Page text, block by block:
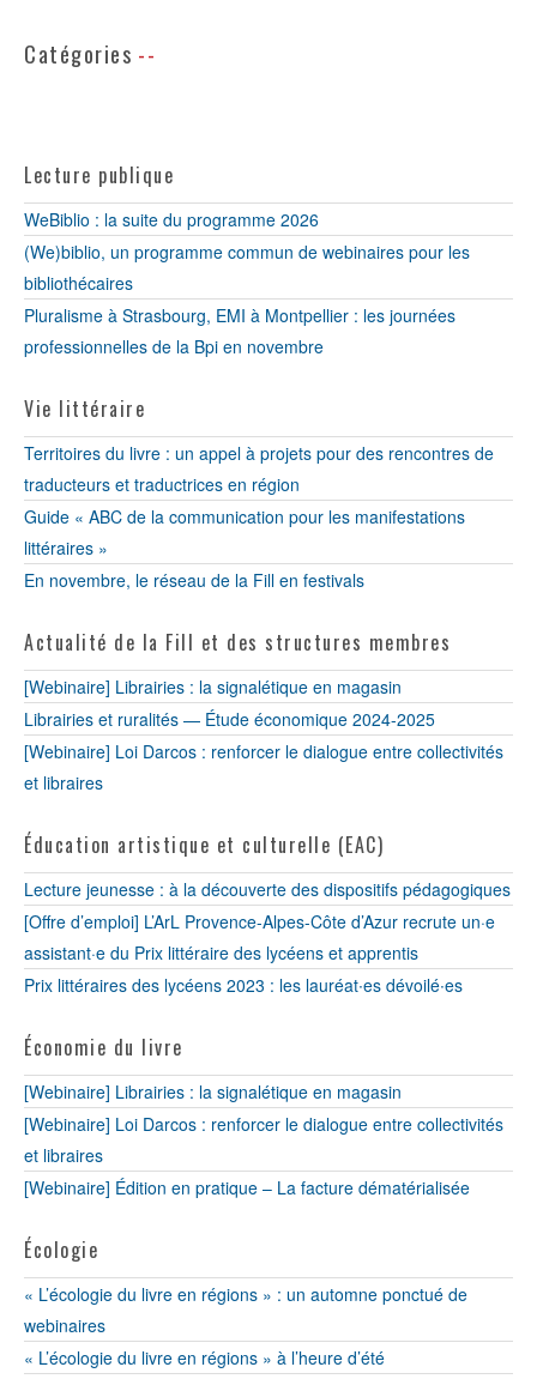
Catégories
Lecture publique
WeBiblio : la suite du programme 2026
(We)biblio, un programme commun de webinaires pour les
bibliothécaires
Pluralisme à Strasbourg, EMI à Montpellier : les journées
professionnelles de la Bpi en novembre
Vie littéraire
Territoires du livre : un appel à projets pour des rencontres de
traducteurs et traductrices en région
Guide « ABC de la communication pour les manifestations
littéraires »
En novembre, le réseau de la Fill en festivals
Actualité de la Fill et des structures membres
[Webinaire] Librairies : la signalétique en magasin
Librairies et ruralités — Étude économique 2024-2025
[Webinaire] Loi Darcos : renforcer le dialogue entre collectivités
et libraires
Éducation artistique et culturelle (EAC)
Lecture jeunesse : à la découverte des dispositifs pédagogiques
[Offre d’emploi] L’ArL Provence-Alpes-Côte d’Azur recrute un·e
assistant·e du Prix littéraire des lycéens et apprentis
Prix littéraires des lycéens 2023 : les lauréat∙es dévoilé∙es
Économie du livre
[Webinaire] Librairies : la signalétique en magasin
[Webinaire] Loi Darcos : renforcer le dialogue entre collectivités
et libraires
[Webinaire] Édition en pratique – La facture dématérialisée
Écologie
« L’écologie du livre en régions » : un automne ponctué de
webinaires
« L’écologie du livre en régions » à l’heure d’été